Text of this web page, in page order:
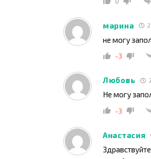
марина
не могу
-3
Любовь
Не могу
-3
Анастасия